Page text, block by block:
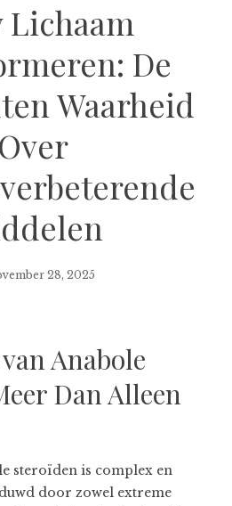
Lichaam
De
Waarheid
Over
28, 2025
Anabole
Dan Alleen
steroïden is complex en
door zowel extreme